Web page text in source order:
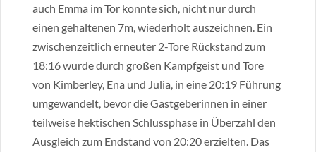
auch Emma im Tor konnte sich, nicht nur durch
einen gehaltenen 7m, wiederholt auszeichnen. Ein
zwischenzeitlich erneuter 2-Tore Rückstand zum
18:16 wurde durch großen Kampfgeist und Tore
von Kimberley, Ena und Julia, in eine 20:19 Führung
umgewandelt, bevor die Gastgeberinnen in einer
teilweise hektischen Schlussphase in Überzahl den
Ausgleich zum Endstand von 20:20 erzielten. Das